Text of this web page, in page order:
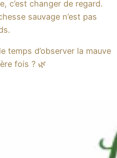
c’est changer de regard.
sauvage n’est pas
temps d’observer la mauve
fois ? 🌿